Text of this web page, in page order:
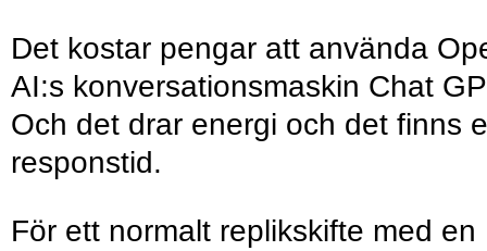
Det kostar pengar att använda
AI:s konversationsmaskin Chat
Och det drar energi och det finns
responstid.
För ett normalt replikskifte med en